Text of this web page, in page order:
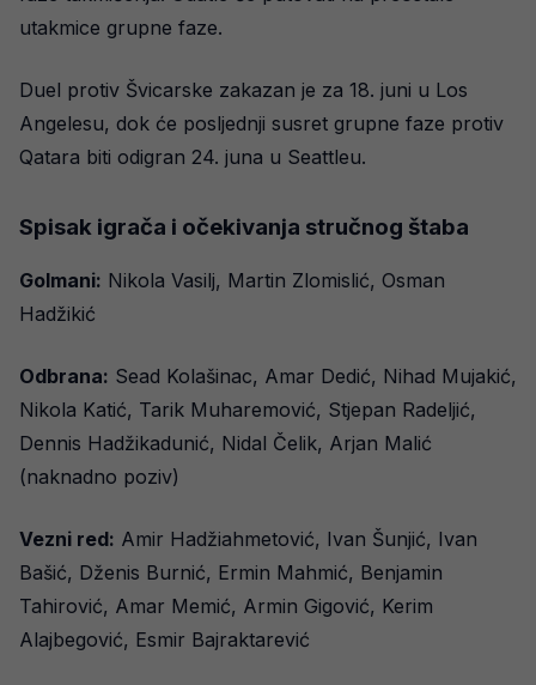
utakmice grupne faze.
Duel protiv Švicarske zakazan je za 18. juni u Los
Angelesu, dok će posljednji susret grupne faze protiv
Qatara biti odigran 24. juna u Seattleu.
Spisak igrača i očekivanja stručnog štaba
Golmani: Nikola Vasilj, Martin Zlomislić, Osman
Hadžikić
Odbrana: Sead Kolašinac, Amar Dedić, Nihad Mujakić,
Nikola Katić, Tarik Muharemović, Stjepan Radeljić,
Dennis Hadžikadunić, Nidal Čelik, Arjan Malić
(naknadno poziv)
Vezni red: Amir Hadžiahmetović, Ivan Šunjić, Ivan
Bašić, Dženis Burnić, Ermin Mahmić, Benjamin
Tahirović, Amar Memić, Armin Gigović, Kerim
Alajbegović, Esmir Bajraktarević